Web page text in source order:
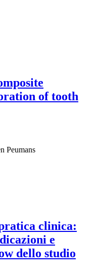
of tooth
Peumans
clinica:
e
dello studio